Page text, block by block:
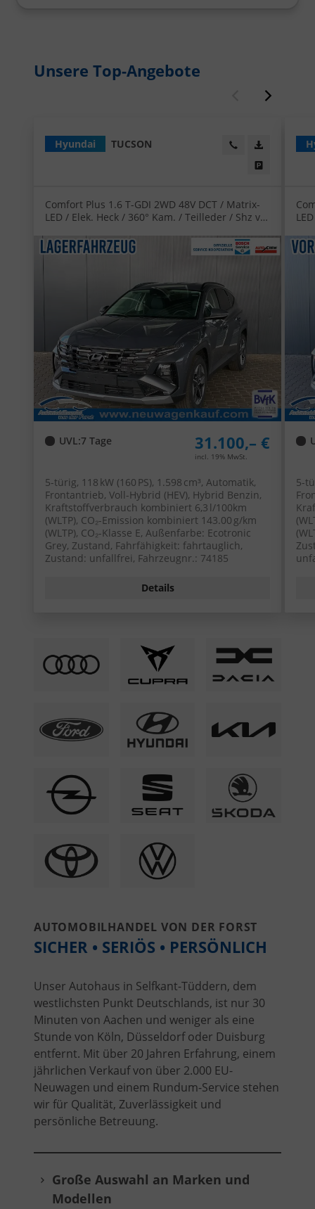
Unsere Top-Angebote
Zurück
Hyundai TUCSON Wir rufen Sie an!
PDF-Datei,
Angebot
Comfort Plus 1.6 T-GDI 2WD 48V DCT / Matrix-
LED / Elek. Heck / 360° Kam. / Teilleder / Shz vo
UVL :7 Tage 31.100,– €
incl. 19% MwSt.
5-türig, 118 kW (160 PS), 1.598 cm³, Automatik,
Frontantrieb, Voll-Hybrid (HEV), Hybrid Benzin,
Kraftstoffverbrauch kombiniert 6,3 l/100km
(WLTP), CO₂-Emission kombiniert 143.00 g/km
(WLTP), CO₂-Klasse E, Außenfarbe: Ecotronic
Grey, Zustand, Fahrfähigkeit: fahrtauglich,
Zustand: unfallfrei, Fahrzeugnr.: 74185
Details
5-
AUTOMOBILHANDEL VON DER FORST
SICHER • SERIÖS • PERSÖNLICH
Unser Autohaus in Selfkant-Tüddern, dem
westlichsten Punkt Deutschlands, ist nur 30
Minuten von Aachen und weniger als eine
Stunde von Köln, Düsseldorf oder Duisburg
entfernt. Mit über 20 Jahren Erfahrung, einem
jährlichen Verkauf von über 2.000 EU-
Neuwagen und einem Rundum-Service stehen
wir für Qualität, Zuverlässigkeit und
persönliche Betreuung.
Große Auswahl an Marken und
Modellen